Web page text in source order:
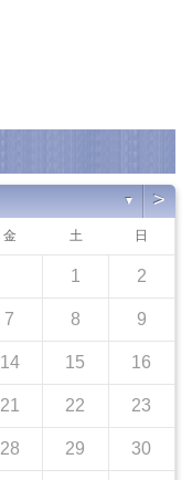
▼ >
金 土 日
1 2
7 8 9
14 15 16
21 22 23
28 29 30